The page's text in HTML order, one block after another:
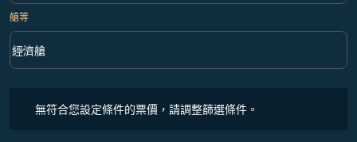
艙等
艙等 option 經濟艙 Selected
經濟艙
keyboard_arrow_down
無符合您設定條件的票價，請調整篩選條件。